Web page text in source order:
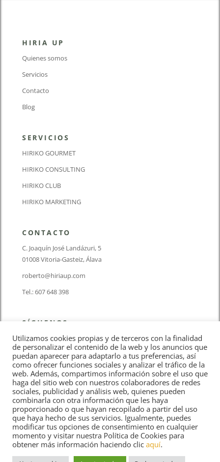
HIRIA UP
Quienes somos
Servicios
Contacto
Blog
SERVICIOS
HIRIKO GOURMET
HIRIKO CONSULTING
HIRIKO CLUB
HIRIKO MARKETING
CONTACTO
C. Joaquín José Landázuri, 5
01008 Vitoria-Gasteiz, Álava
roberto@hiriaup.com
Tel.: 607 648 398
SÍGUENOS
Aviso Legal
Política de cookies
Política de privacidad
Utilizamos cookies propias y de terceros con la finalidad
de personalizar el contenido de la web y los anuncios que
puedan aparecer para adaptarlo a tus preferencias, así
como ofrecer funciones sociales y analizar el tráfico de la
web. Además, compartimos información sobre el uso que
haga del sitio web con nuestros colaboradores de redes
sociales, publicidad y análisis web, quienes pueden
combinarla con otra información que les haya
proporcionado o que hayan recopilado a partir del uso
que haya hecho de sus servicios. Igualmente, puedes
modificar tus opciones de consentimiento en cualquier
momento y visitar nuestra Política de Cookies para
obtener más información haciendo clic aquí.